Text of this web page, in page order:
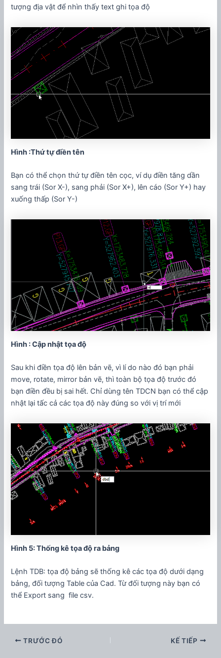
tượng địa vật để nhìn thấy text ghi tọa độ
Hình :Thứ tự điền tên
Bạn có thể chọn thứ tự điền tên cọc, ví dụ điền tăng dần
sang trái (Sor X-), sang phải (Sor X+), lên cáo (Sor Y+) hay
xuống thấp (Sor Y-)
Hình : Cập nhật tọa độ
Sau khi điền tọa độ lên bản vẽ, vì lí do nào đó bạn phải
move, rotate, mirror bản vẽ, thì toàn bộ tọa độ trước đó
bạn điền đều bị sai hết. Chỉ dùng tên TDCN bạn có thể cập
nhật lại tấc cả các tọa độ này đúng so với vị trí mới
Hình 5: Thống kê tọa độ ra bảng
Lệnh TDB: tọa độ bảng sẽ thống kê các tọa độ dưới dạng
bảng, đối tượng Table của Cad. Từ đối tượng này bạn có
thể Export sang file csv.
TRƯỚC ĐÓ KẾ TIẾP